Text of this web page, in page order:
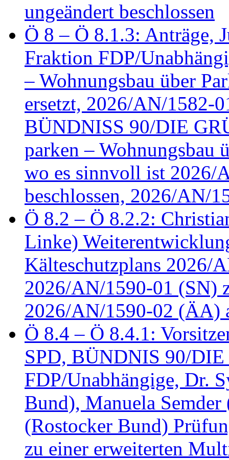
ungeändert beschlossen
Ö 8 – Ö 8.1.3: Anträge,
Fraktion FDP/
– Wohnungsbau über
ersetzt, 2026/AN/1582-
BÜNDNISS 90/DIE
parken – Wohnungsbau
wo es sinnvoll ist 2026/
beschlossen, 2026/AN/
Ö 8.2 – Ö 8.2.2:
Linke)
Kälteschutzplans 2026/
2026/AN/1590-01 (SN)
2026/AN/1590-02 (ÄA)
Ö 8.4 – Ö 8.4.1:
SPD, BÜNDNIS 90/
FDP/Unabhängige, Dr.
Bund), Manuela
(Rostocker Bund)
zu einer erweiterten